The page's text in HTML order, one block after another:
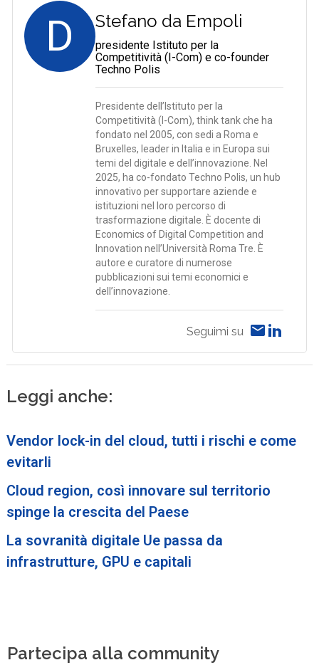
D Stefano da Empoli
presidente Istituto per la
Competitività (I-Com) e co-founder
Techno Polis
Presidente dell’Istituto per la
Competitività (I-Com), think tank che ha
fondato nel 2005, con sedi a Roma e
Bruxelles, leader in Italia e in Europa sui
temi del digitale e dell’innovazione. Nel
2025, ha co-fondato Techno Polis, un hub
innovativo per supportare aziende e
istituzioni nel loro percorso di
trasformazione digitale. È docente di
Economics of Digital Competition and
Innovation nell’Università Roma Tre. È
autore e curatore di numerose
pubblicazioni sui temi economici e
dell’innovazione.
Seguimi su
Leggi anche:
Vendor lock-in del cloud, tutti i rischi e come
evitarli
Cloud region, così innovare sul territorio
spinge la crescita del Paese
La sovranità digitale Ue passa da
infrastrutture, GPU e capitali
Partecipa alla community